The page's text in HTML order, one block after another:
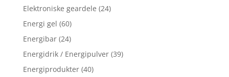
Elektroniske geardele (24)
Energi gel (60)
Energibar (24)
Energidrik / Energipulver (39)
Energiprodukter (40)